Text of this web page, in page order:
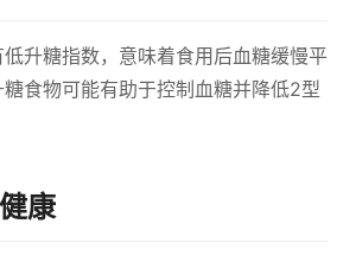
升糖指数，意味着食用后血糖缓慢平
食物可能有助于控制血糖并降低2型
康